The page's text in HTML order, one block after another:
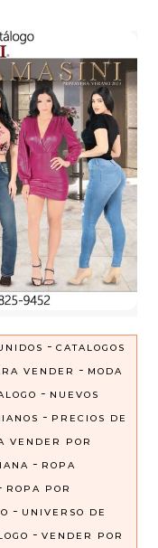
- CATALOGOS
VENDER - MODA
- NUEVOS
- PRECIOS DE
VENDER POR
- ROPA
ROPA POR
- UNIVERSO DE
- VENDER POR